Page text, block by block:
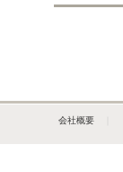
会社概要